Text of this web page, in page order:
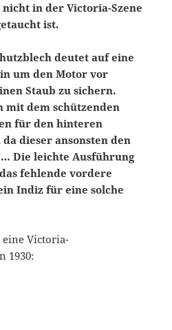
nicht in der Victoria-Szene
ist.
deutet auf eine
um den Motor vor
Staub zu sichern.
mit dem schützenden
für den hinteren
dieser ansonsten den
Die leichte Ausführung
fehlende vordere
Indiz für eine solche
eine Victoria-
1930: